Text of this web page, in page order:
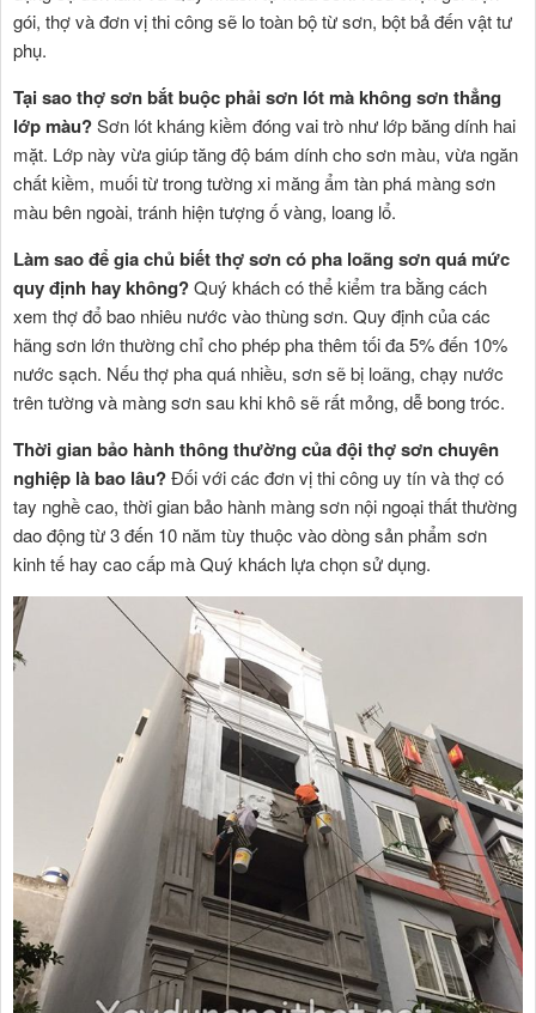
gói, thợ và đơn vị thi công sẽ lo toàn bộ từ sơn, bột bả đến vật tư
phụ.
Tại sao thợ sơn bắt buộc phải sơn lót mà không sơn thẳng
lớp màu?Sơn lót kháng kiềm đóng vai trò như lớp băng dính hai
mặt. Lớp này vừa giúp tăng độ bám dính cho sơn màu, vừa ngăn
chất kiềm, muối từ trong tường xi măng ẩm tàn phá màng sơn
màu bên ngoài, tránh hiện tượng ố vàng, loang lổ.
Làm sao để gia chủ biết thợ sơn có pha loãng sơn quá mức
quy định hay không?Quý khách có thể kiểm tra bằng cách
xem thợ đổ bao nhiêu nước vào thùng sơn. Quy định của các
hãng sơn lớn thường chỉ cho phép pha thêm tối đa 5% đến 10%
nước sạch. Nếu thợ pha quá nhiều, sơn sẽ bị loãng, chạy nước
trên tường và màng sơn sau khi khô sẽ rất mỏng, dễ bong tróc.
Thời gian bảo hành thông thường của đội thợ sơn chuyên
nghiệp là bao lâu?Đối với các đơn vị thi công uy tín và thợ có
tay nghề cao, thời gian bảo hành màng sơn nội ngoại thất thường
dao động từ 3 đến 10 năm tùy thuộc vào dòng sản phẩm sơn
kinh tế hay cao cấp mà Quý khách lựa chọn sử dụng.